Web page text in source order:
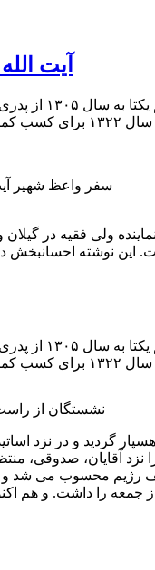
آیت
حجت
سفر واعظ شهیر
ولی فقیه در
خصال، مرحوم
نشستگان از راست
تحصیل رهسپار گردید
نزد آقایان، صدوقی،